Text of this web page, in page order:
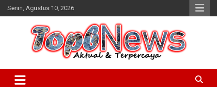
Skip
to
Senin, Agustus 10, 2026